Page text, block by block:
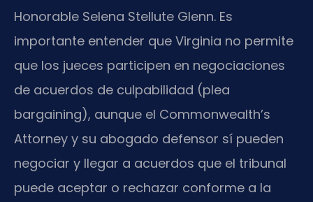
Honorable Selena Stellute Glenn. Es
importante entender que Virginia no permite
que los jueces participen en negociaciones
de acuerdos de culpabilidad (plea
bargaining), aunque el Commonwealth’s
Attorney y su abogado defensor sí pueden
negociar y llegar a acuerdos que el tribunal
puede aceptar o rechazar conforme a la